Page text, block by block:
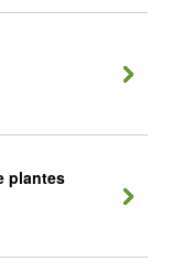
plantes